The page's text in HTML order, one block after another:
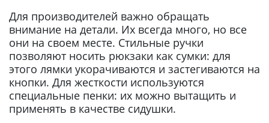
Для производителей важно обращать
внимание на детали. Их всегда много, но все
они на своем месте. Стильные ручки
позволяют носить рюкзаки как сумки: для
этого лямки укорачиваются и застегиваются на
кнопки. Для жесткости используются
специальные пенки: их можно вытащить и
применять в качестве сидушки.